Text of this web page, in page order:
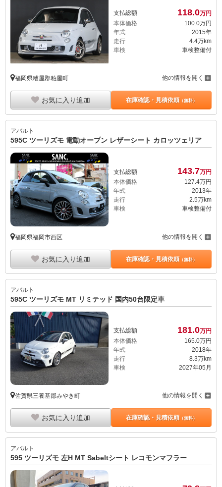
支払総額 118.0万円
本体価格
100. 0万円
年式
2015年
走行
4.4万km
車検
車検整備付
福岡県糟屋郡粕屋町 他の情報を開く
お気に入り追加 在庫確認・見積依頼（無料）
アバルト
595C ツーリズモ 電動オープン レザーシート カロッツェリア
支払総額 143.7万円
本体価格
127.4万円
年式
2013年
走行
2.5万km
車検
車検整備付
福岡県福岡市西区 他の情報を開く
お気に入り追加 在庫確認・見積依頼（無料）
アバルト
595C ツーリズモ MT リミテッド 国内50台限定車
支払総額 181.0万円
本体価格
165. 0万円
年式
2018年
走行
8.3万km
車検
2027年05月
佐賀県三養基郡みやき町 他の情報を開く
お気に入り追加 在庫確認・見積依頼（無料）
アバルト
595 ツーリズモ 左H MT Sabeltシート レコモンマフラー